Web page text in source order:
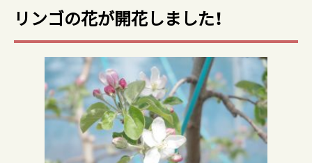
リンゴの花が開花しました！